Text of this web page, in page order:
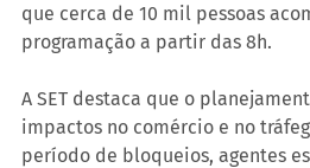
que cerca de 10 mil pessoas
programação a partir das 8h.
A SET destaca que o
impactos no comércio e no
período de bloqueios, agentes